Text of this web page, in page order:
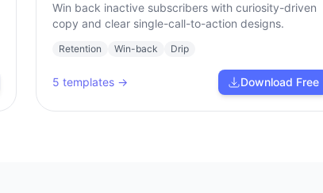
Win back inactive subscribers with curiosity-driven
copy and clear single-call-to-action designs.
Retention Win-back Drip
5 templates → Download Free